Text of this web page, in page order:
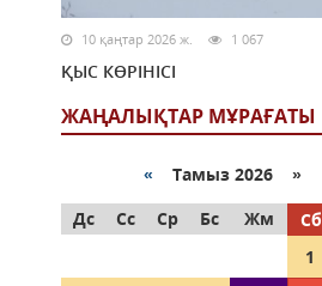
10 қаңтар 2026 ж. 1 067
ҚЫС КӨРІНІСІ
ЖАҢАЛЫҚТАР МҰРАҒАТЫ
« Тамыз 2026 »
Дс
Сс Ср Бс Жм Сб
1